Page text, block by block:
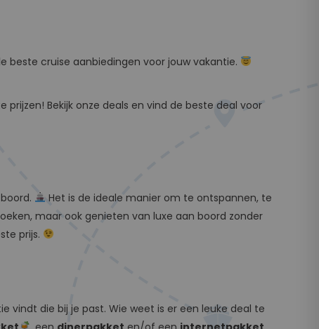
beste cruise aanbiedingen voor jouw vakantie.
Bekijk onze deals en vind de beste deal voor
Het is de ideale manier om te ontspannen, te
maar ook genieten van luxe aan boord zonder
prijs.
vindt die bij je past. Wie weet is er een leuke deal te